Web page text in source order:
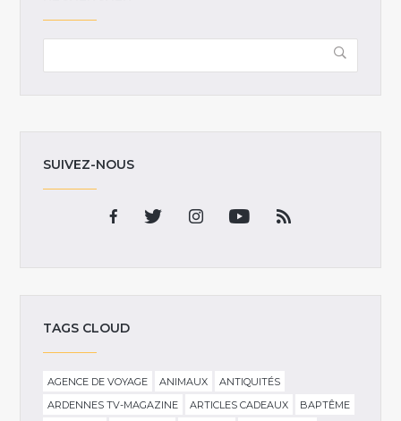
SUIVEZ-NOUS
TAGS CLOUD
AGENCE DE VOYAGE ANIMAUX
ANTIQUITÉS
ARDENNES TV-MAGAZINE
ARTICLES CADEAUX
BAPTÊME